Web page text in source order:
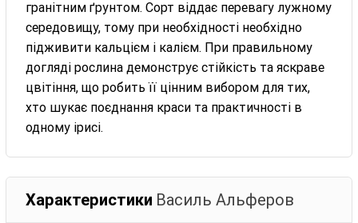
гранітним ґрунтом. Сорт віддає перевагу лужному
середовищу, тому при необхідності необхідно
підживити кальцієм і калієм. При правильному
догляді рослина демонструє стійкість та яскраве
цвітіння, що робить її цінним вибором для тих,
хто шукає поєднання краси та практичності в
одному ірисі.
Характеристики Василь Альферов